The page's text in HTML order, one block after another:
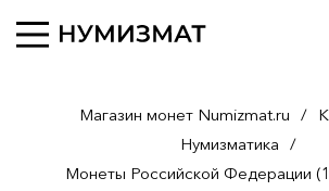
Магазин монет Numizmat.ru /
Нумизматика /
Монеты Российской Федерации